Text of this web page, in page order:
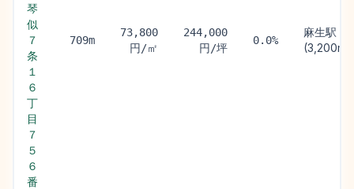
琴
似
７
条
１
６
丁
目
７
５
６
番
709m
73,800
円/㎡
244,000
円/坪
0.0%
麻生駅
(3,200m)